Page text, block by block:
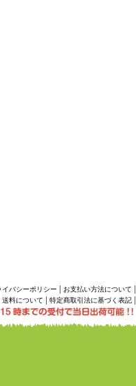
イバシーポリシー | お支払い方法について |
送料について | 特定商取引法に基づく表記|